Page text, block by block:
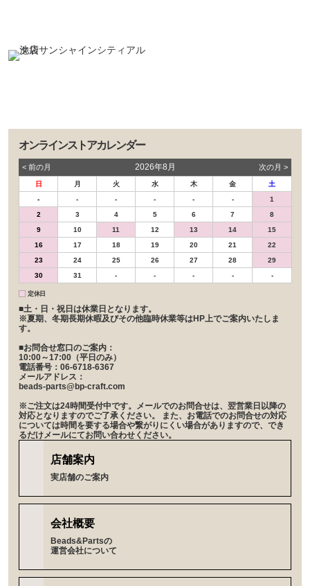
オンラインストアカレンダー
< 前の⽉ 2026年8月 次の⽉ >
日 月 火 水 木 金
土
-
- - - - -
1
2
3 4 5 6 7
8
9
10 11 12 13 14
15
16
17 18 19 20 21
22
23
24 25 26 27 28
29
30
31 - - - - -
定休日
■土・日・祝日は休業日となります。
※夏期、冬期長期休暇及びその他臨時休業等はHP上でご案内いたしま
す。
■お問合せ窓口のご案内：
10:00～17:00（平日のみ）
電話番号：06-6718-6367
メールアドレス：
beads-parts@bp-craft.com
※ご注文は24時間受付中です。メールでのお問合せは、翌営業日以降の
対応となりますのでご了承ください。 また、お電話でのお問合せの対応
については時間を要する場合や繋がりにくい場合がありますので、でき
るだけメールにてお問い合わせください。
店舗案内
実店舗のご案内
会社概要
Beads&Partsの
運営会社について